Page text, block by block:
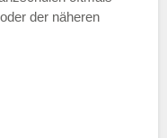
der näheren